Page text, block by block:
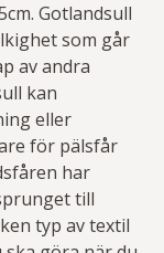
Gotlandsull
som går
av andra
kan
eller
för pälsfår
har
till
typ av textil